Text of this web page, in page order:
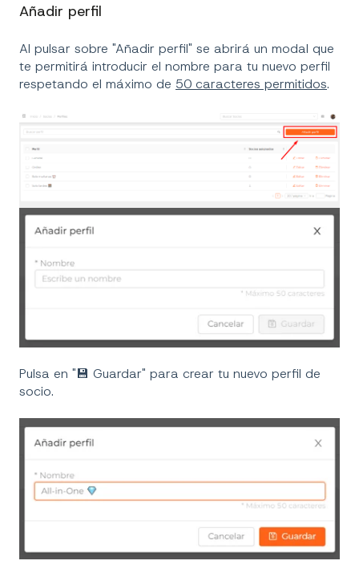
Añadir perfil
Al pulsar sobre "Añadir perfil" se abrirá un modal que
te permitirá introducir el nombre para tu nuevo perfil
respetando el máximo de 50 caracteres permitidos.
Pulsa en "💾 Guardar" para crear tu nuevo perfil de
socio.